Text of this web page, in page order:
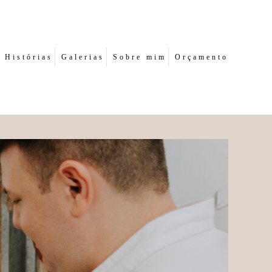
Histórias Galerias Sobre mim Orçamento